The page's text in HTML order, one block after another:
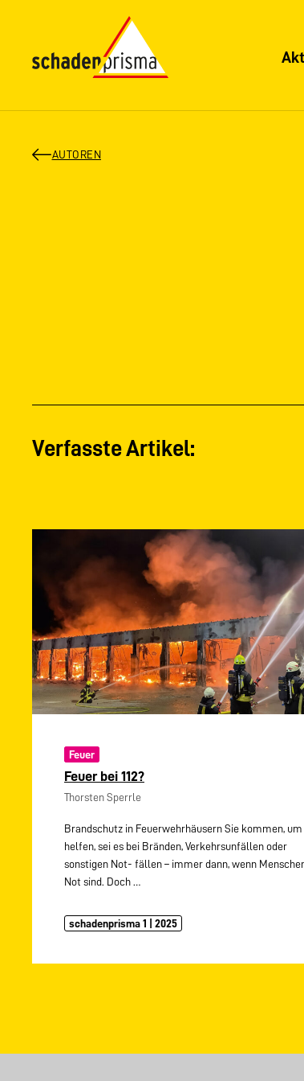
AUTOREN
Verfasste Artikel:
Feuer
Feuer bei 112?
Thorsten Sperrle
Brandschutz in Feuerwehrhäusern Sie kommen, um
helfen, sei es bei Bränden, Verkehrsunfällen oder
sonstigen Not- fällen – immer dann, wenn
Not sind. Doch …
schadenprisma 1 | 2025